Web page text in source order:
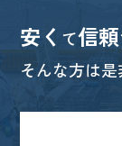
安く て信頼
そんな方は是